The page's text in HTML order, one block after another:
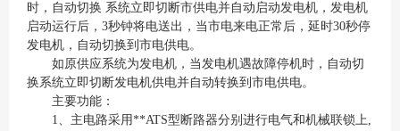
时，自动切换 系统立即切断市供电并自动启动发电机，发电机
启动运行后，3秒钟将电送出，当市电来电正常后，延时30秒停
发电机，自动切换到市电供电。
如原供应系统为发电机，当发电机遇故障停机时，自动切
换系统立即切断发电机供电并自动转换到市电供电。
主要功能：
1、主电路采用**ATS型断路器分别进行电气和机械联锁上,